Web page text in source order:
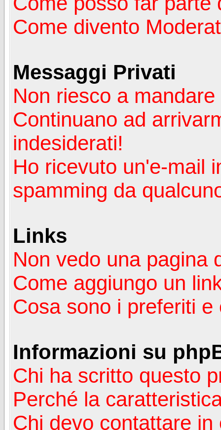
Come divento
Messaggi Privati
Non riesco a
Continuano ad
indesiderati!
Ho ricevuto un'e-mail
spamming da
Links
Non vedo una pagina
Come aggiungo un
Cosa sono i preferiti
Informazioni su
Chi ha scritto questo
Perché la
Chi devo contattare